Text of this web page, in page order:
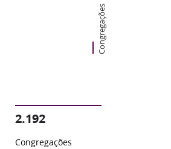
Congregações
2.192
Congregações